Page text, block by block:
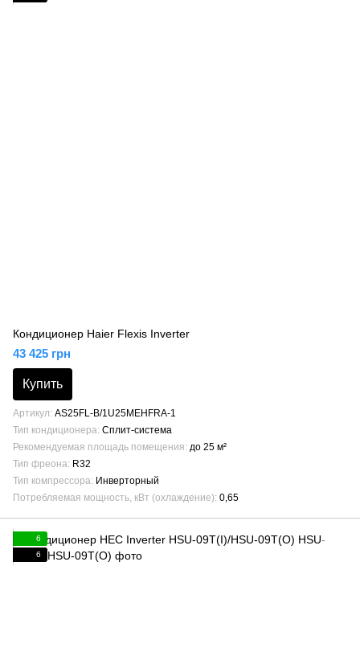
Кондиционер Haier Flexis Inverter
43 425 грн
Купить
Артикул AS25FL-B/1U25MEHFRA-1
Тип кондиционера Сплит-система
Рекомендуемая площадь помещения до 25 м²
Тип фреона R32
Тип компрессора Инверторный
Потребляемая мощность, кВт (охлаждение) 0,65
6
6